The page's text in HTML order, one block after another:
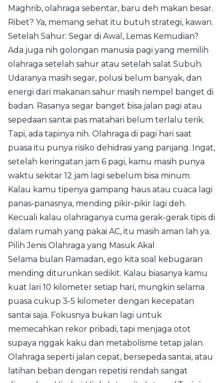
Maghrib, olahraga sebentar, baru deh makan besar.
Ribet? Ya, memang sehat itu butuh strategi, kawan.
Setelah Sahur: Segar di Awal, Lemas Kemudian?
Ada juga nih golongan manusia pagi yang memilih
olahraga setelah sahur atau setelah salat Subuh.
Udaranya masih segar, polusi belum banyak, dan
energi dari makanan sahur masih nempel banget di
badan. Rasanya segar banget bisa jalan pagi atau
sepedaan santai pas matahari belum terlalu terik.
Tapi, ada tapinya nih. Olahraga di pagi hari saat
puasa itu punya risiko dehidrasi yang panjang. Ingat,
setelah keringatan jam 6 pagi, kamu masih punya
waktu sekitar 12 jam lagi sebelum bisa minum.
Kalau kamu tipenya gampang haus atau cuaca lagi
panas-panasnya, mending pikir-pikir lagi deh.
Kecuali kalau olahraganya cuma gerak-gerak tipis di
dalam rumah yang pakai AC, itu masih aman lah ya.
Pilih Jenis Olahraga yang Masuk Akal
Selama bulan Ramadan, ego kita soal kebugaran
mending diturunkan sedikit. Kalau biasanya kamu
kuat lari 10 kilometer setiap hari, mungkin selama
puasa cukup 3-5 kilometer dengan kecepatan
santai saja. Fokusnya bukan lagi untuk
memecahkan rekor pribadi, tapi menjaga otot
supaya nggak kaku dan metabolisme tetap jalan.
Olahraga seperti jalan cepat, bersepeda santai, atau
latihan beban dengan repetisi rendah sangat